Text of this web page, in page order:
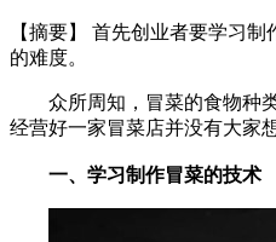
【摘要】
首先创业者要学习制
的难度。
众所周知，冒菜的食物种
经营好一家冒菜店并没有大家
一、学习制作冒菜的技术